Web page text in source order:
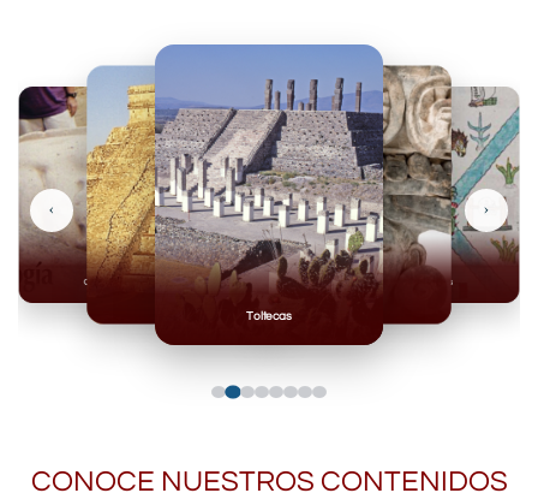
Toltecas
Mexicas
Olmecas
‹ ›
CONOCE NUESTROS CONTENIDOS